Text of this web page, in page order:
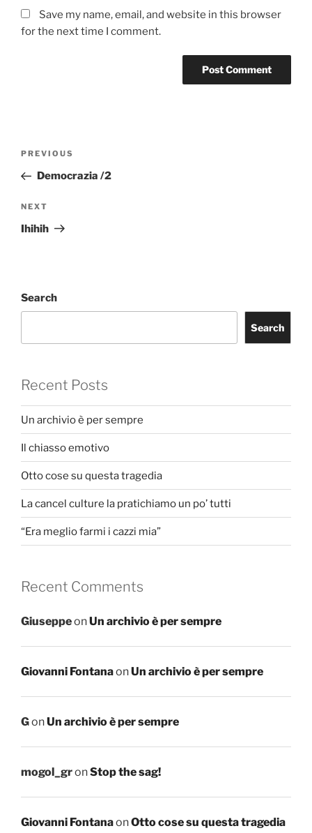
Save my name, email, and website in this browser
for the next time I comment.
Previous
Post
PREVIOUS
Democrazia /2
Next
Post
NEXT
Ihihih
Search
Search
Recent Posts
Un archivio è per sempre
Il chiasso emotivo
Otto cose su questa tragedia
La cancel culture la pratichiamo un po’ tutti
“Era meglio farmi i cazzi mia”
Recent Comments
GiuseppeonUn archivio è per sempre
Giovanni FontanaonUn archivio è per sempre
GonUn archivio è per sempre
mogol_gronStop the sag!
Giovanni FontanaonOtto cose su questa tragedia